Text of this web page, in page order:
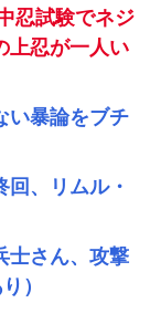
忍試験でネジ
上忍が一人い
い暴論をブチ
回、リムル・
士さん、攻撃
）